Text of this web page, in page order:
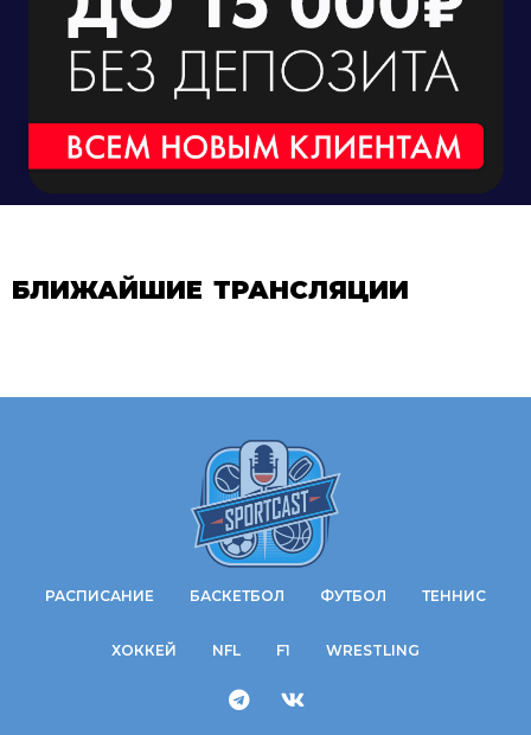
БЛИЖАЙШИЕ ТРАНСЛЯЦИИ
РАСПИСАНИЕ БАСКЕТБОЛ ФУТБОЛ ТЕННИС
ХОККЕЙ NFL F1 WRESTLING